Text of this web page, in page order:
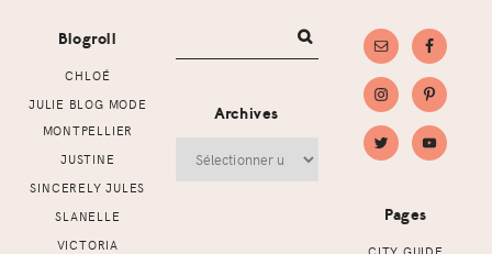
Blogroll
CHLOÉ
JULIE BLOG MODE
MONTPELLIER
JUSTINE
SINCERELY JULES
SLANELLE
VICTORIA
Archives
Pages